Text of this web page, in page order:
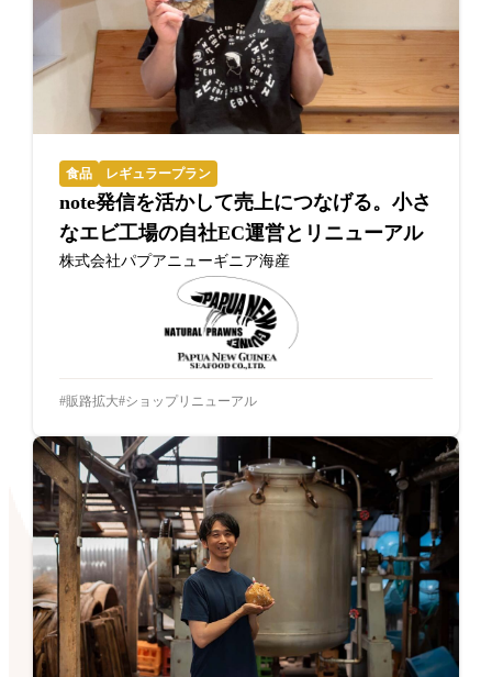
食品 レギュラープラン
note発信を活かして売上につなげる。小さ
なエビ工場の自社EC運営とリニューアル
株式会社パプアニューギニア海産
販路拡大 ショップリニューアル